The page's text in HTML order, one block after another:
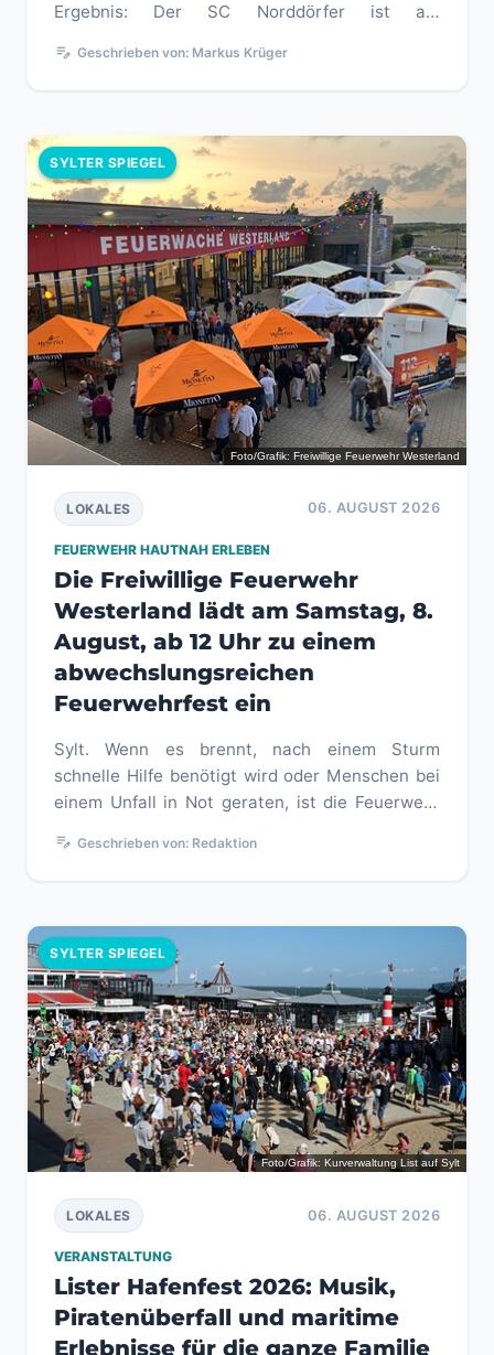
Ergebnis: Der SC Norddörfer ist am
edit_note Geschrieben von: Markus Krüger
SYLTER SPIEGEL
Foto/Grafik: Freiwillige Feuerwehr Westerland
06. AUGUST 2026
LOKALES
FEUERWEHR HAUTNAH ERLEBEN
Die Freiwillige Feuerwehr
Westerland lädt am Samstag, 8.
August, ab 12 Uhr zu einem
abwechslungsreichen
Feuerwehrfest ein
Sylt. Wenn es brennt, nach einem Sturm
schnelle Hilfe benötigt wird oder Menschen bei
einem Unfall in Not geraten, ist die Feuerwehr
edit_note Geschrieben von: Redaktion
SYLTER SPIEGEL
Foto/Grafik: Kurverwaltung List auf Sylt
06. AUGUST 2026
LOKALES
VERANSTALTUNG
Lister Hafenfest 2026: Musik,
Piratenüberfall und maritime
Erlebnisse für die ganze Familie